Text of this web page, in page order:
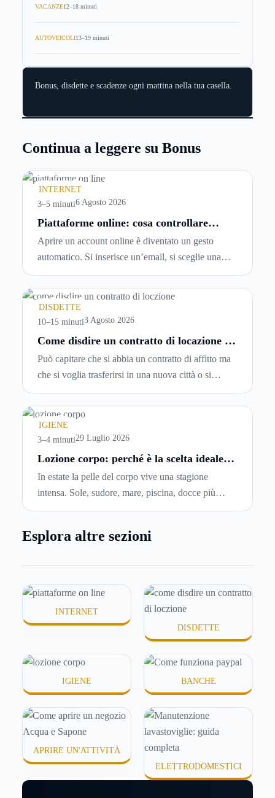
VACANZE12–18 minuti
AUTOVEICOLI13–19 minuti
Bonus, disdette e scadenze ogni mattina nella tua casella.
Continua a leggere su Bonus
INTERNET
3–5 minuti6 Agosto 2026
Piattaforme online: cosa controllare
prima di iscriversi e usare servizi in
tempo reale
Aprire un account online è diventato un gesto
automatico. Si inserisce un’email, si sceglie una
password, si accetta una serie di condizioni senza
leggerle davvero. Tutto avviene in pochi minuti,
spesso senza che ci si fermi a capire dove si sta
entrando.
DISDETTE
10–15 minuti3 Agosto 2026
Come disdire un contratto di locazione in
modo corretto ed efficace
Può capitare che si abbia un contratto di affitto ma
che si voglia trasferirsi in una nuova città o si
abbiano problemi a pagare il canone, per cui si
comincia a cercare un’altra abitazione: è legittimo
chiedersi se è possibile
locazioneprima che scada. In questa guida
capiremo come inviare la disdetta per un contratto
IGIENE
3–4 minuti29 Luglio 2026
Lozione corpo: perché è la scelta ideale
In estate la pelle del corpo vive una stagione
intensa. Sole, sudore, mare, piscina, docce più
frequenti e aria condizionata possono renderla
meno confortevole. Eppure, proprio nei mesi caldi,
o difficili da assorbire.
Esplora altre sezioni
INTERNET
DISDETTE
IGIENE BANCHE
APRIRE UN'ATTIVITÀ
ELETTRODOMESTICI